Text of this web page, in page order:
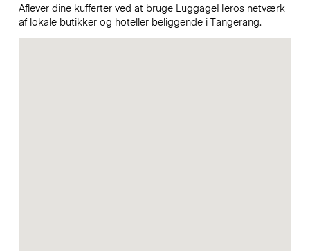
Aflever dine kufferter ved at bruge LuggageHeros netværk
af lokale butikker og hoteller beliggende i Tangerang.